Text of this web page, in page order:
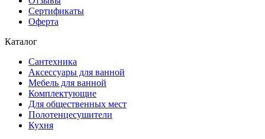
Сертификаты
Оферта
Каталог
Сантехника
Аксессуары для ванной
Мебель для ванной
Комплектующие
Для общественных мест
Полотенцесушители
Кухня